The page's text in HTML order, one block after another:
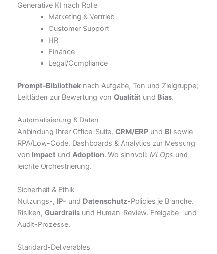
Generative KI nach Rolle
Marketing & Vertrieb
Customer Support
HR
Finance
Legal/Compliance
Prompt-Bibliothek nach Aufgabe, Ton und Zielgruppe;
Leitfäden zur Bewertung von Qualität und Bias.
Automatisierung & Daten
Anbindung Ihrer Office-Suite, CRM/ERP und BI sowie
RPA/Low-Code. Dashboards & Analytics zur Messung
von Impact und Adoption. Wo sinnvoll: MLOps und
leichte Orchestrierung.
Sicherheit & Ethik
Nutzungs-, IP- und Datenschutz-Policies je Branche.
Risiken, Guardrails und Human-Review. Freigabe- und
Audit-Prozesse.
Standard-Deliverables